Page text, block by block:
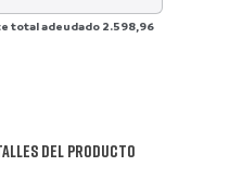
total adeudado 2.598,96
del producto